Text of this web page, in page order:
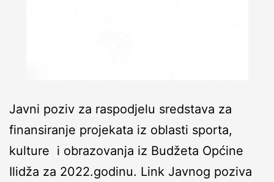
Javni poziv za raspodjelu sredstava za
finansiranje projekata iz oblasti sporta,
kulture i obrazovanja iz Budžeta Općine
Ilidža za 2022.godinu. Link Javnog poziva